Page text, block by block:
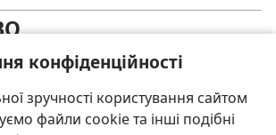
конфіденційності
зручності користування сайтом
файли cookie та інші подібні
плату — 30 срібняків».